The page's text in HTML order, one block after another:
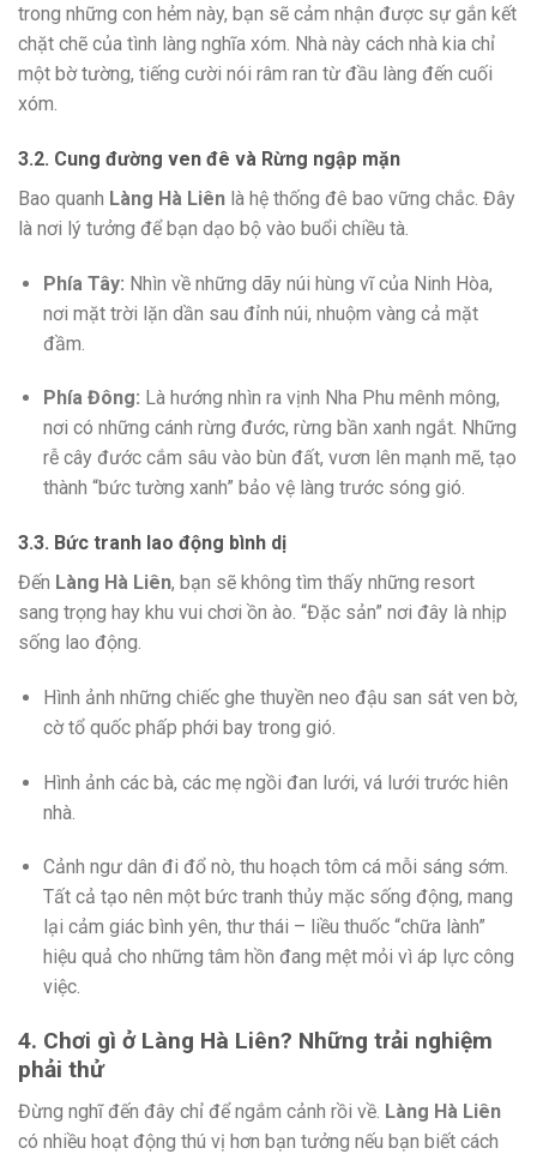
trong những con hẻm này, bạn sẽ cảm nhận được sự gắn kết
chặt chẽ của tình làng nghĩa xóm. Nhà này cách nhà kia chỉ
một bờ tường, tiếng cười nói râm ran từ đầu làng đến cuối
xóm.
3.2. Cung đường ven đê và Rừng ngập mặn
Bao quanh Làng Hà Liên là hệ thống đê bao vững chắc. Đây
là nơi lý tưởng để bạn dạo bộ vào buổi chiều tà.
Phía Tây: Nhìn về những dãy núi hùng vĩ của Ninh Hòa,
nơi mặt trời lặn dần sau đỉnh núi, nhuộm vàng cả mặt
đầm.
Phía Đông: Là hướng nhìn ra vịnh Nha Phu mênh mông,
nơi có những cánh rừng đước, rừng bần xanh ngắt. Những
rễ cây đước cắm sâu vào bùn đất, vươn lên mạnh mẽ, tạo
thành “bức tường xanh” bảo vệ làng trước sóng gió.
3.3. Bức tranh lao động bình dị
Đến Làng Hà Liên, bạn sẽ không tìm thấy những resort
sang trọng hay khu vui chơi ồn ào. “Đặc sản” nơi đây là nhịp
sống lao động.
Hình ảnh những chiếc ghe thuyền neo đậu san sát ven bờ,
cờ tổ quốc phấp phới bay trong gió.
Hình ảnh các bà, các mẹ ngồi đan lưới, vá lưới trước hiên
nhà.
Cảnh ngư dân đi đổ nò, thu hoạch tôm cá mỗi sáng sớm.
Tất cả tạo nên một bức tranh thủy mặc sống động, mang
lại cảm giác bình yên, thư thái – liều thuốc “chữa lành”
hiệu quả cho những tâm hồn đang mệt mỏi vì áp lực công
việc.
4. Chơi gì ở Làng Hà Liên? Những trải nghiệm
phải thử
Đừng nghĩ đến đây chỉ để ngắm cảnh rồi về. Làng Hà Liên
có nhiều hoạt động thú vị hơn bạn tưởng nếu bạn biết cách